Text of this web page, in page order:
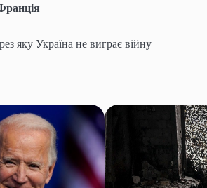
яку Україна не виграє війну